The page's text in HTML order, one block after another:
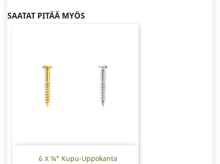
SAATAT PITÄÄ MYÖS
6 X ¾" Kupu-Uppokanta